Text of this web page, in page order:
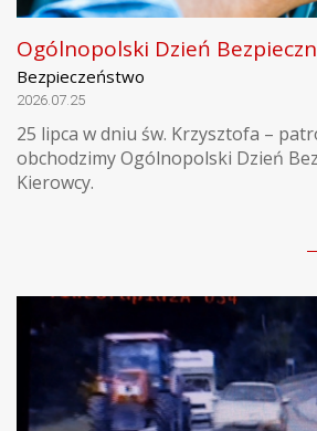
Ogólnopolski Dzień
Bezpieczeństwo
2026.07.25
25 lipca w dniu św. Krzysztofa –
obchodzimy Ogólnopolski Dzień
Kierowcy.